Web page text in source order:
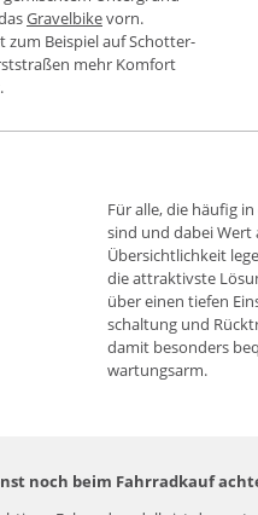
Gravelbikevorn.
zum Beispiel auf Schotter­
mehr Komfort
Für alle, die häufig
sind und dabei
Über­sichtlich­keit
die attraktivste
über einen tiefen
schaltung und
damit besonders
wartungsarm.
noch beim Fahrradkauf